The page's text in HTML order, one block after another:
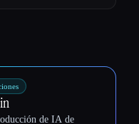
de IA de